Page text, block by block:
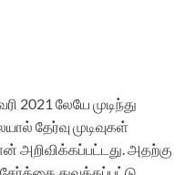
2021 லேயே முடிந்து
தேர்வு முடிவுகள்
அறிவிக்கப்பட்டது. அதற்கு